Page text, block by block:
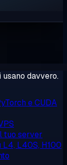
davvero.
e CUDA
tuo server
L4, L40S, H100